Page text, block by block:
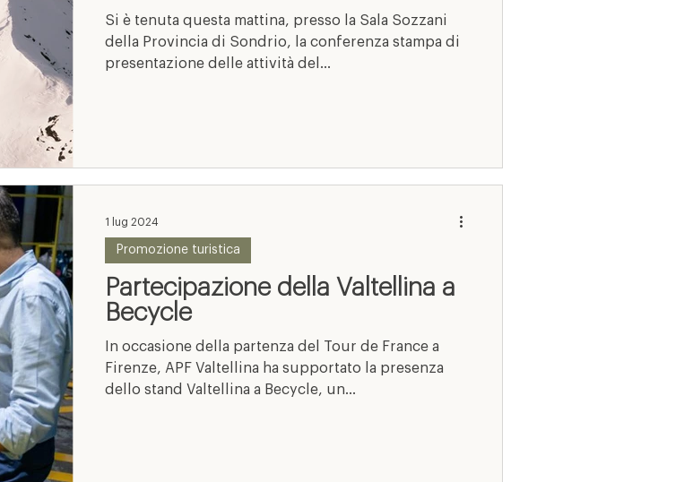
Si è tenuta questa mattina, presso la Sala Sozzani
della Provincia di Sondrio, la conferenza stampa di
presentazione delle attività del...
Partecipazione della Valtellina a
Becycle
In occasione della partenza del Tour de France a
Firenze, APF Valtellina ha supportato la presenza
dello stand Valtellina a Becycle, un...
Promozione turistica
1 lug 2024